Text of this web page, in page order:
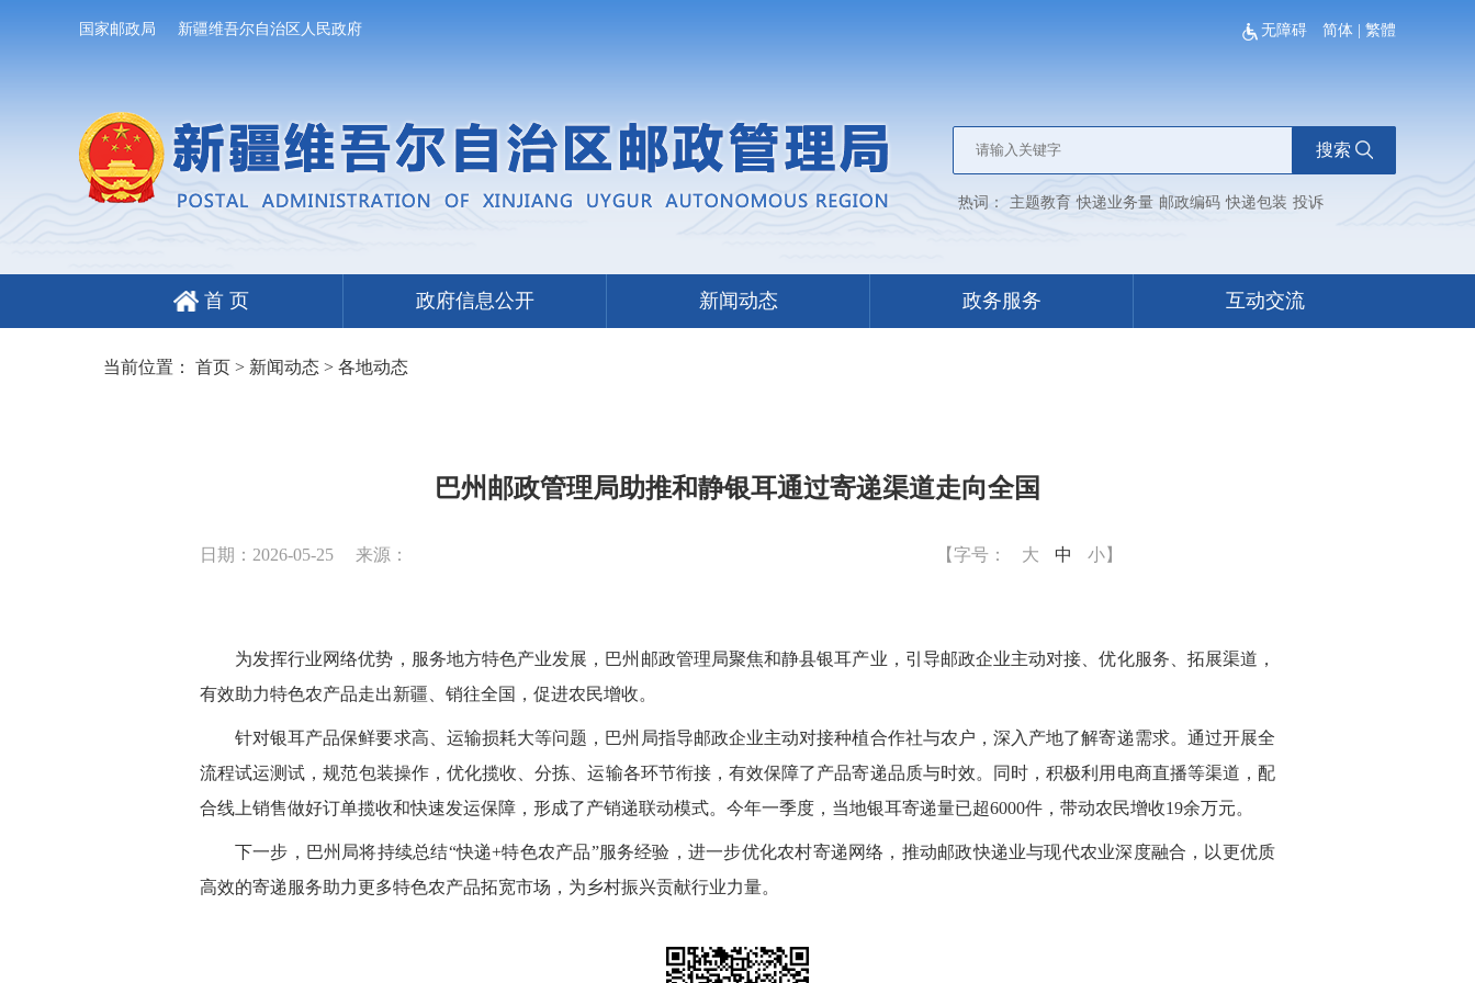
国家邮政局 新疆维吾尔自治区人民政府 无障碍 简体 繁體
搜索
热词： 主题教育 快递业务量 邮政编码 快递包装 投诉
首 页 政府信息公开 新闻动态 政务服务 互动交流
当前位置： 首页> 新闻动态> 各地动态
巴州邮政管理局助推和静银耳通过寄递渠道走向全国
日期：2026-05-25 来源： 【字号： 大 中 小】
为发挥行业网络优势，服务地方特色产业发展，巴州邮政管理局聚焦和静县银耳产业，引导邮政企业主动对接、优化服务、拓展渠道，
有效助力特色农产品走出新疆、销往全国，促进农民增收。
针对银耳产品保鲜要求高、运输损耗大等问题，巴州局指导邮政企业主动对接种植合作社与农户，深入产地了解寄递需求。通过开展全
流程试运测试，规范包装操作，优化揽收、分拣、运输各环节衔接，有效保障了产品寄递品质与时效。同时，积极利用电商直播等渠道，配
合线上销售做好订单揽收和快速发运保障，形成了产销递联动模式。今年一季度，当地银耳寄递量已超6000件，带动农民增收19余万元。
下一步，巴州局将持续总结“快递+特色农产品”服务经验，进一步优化农村寄递网络，推动邮政快递业与现代农业深度融合，以更优质
高效的寄递服务助力更多特色农产品拓宽市场，为乡村振兴贡献行业力量。